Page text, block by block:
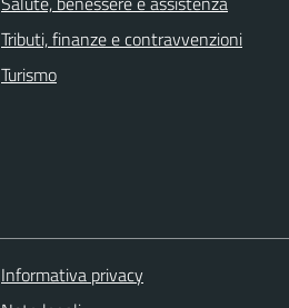
Tributi, finanze e contravvenzioni
Turismo
Informativa privacy